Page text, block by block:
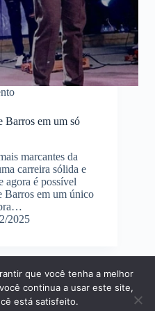
Barros em um só
marcantes da
carreira sólida e
agora é possível
Barros em um único
2025
Aplicativos
Notícias
Tecnologia
que você tenha a melhor
continua a usar este site,
está satisfeito.